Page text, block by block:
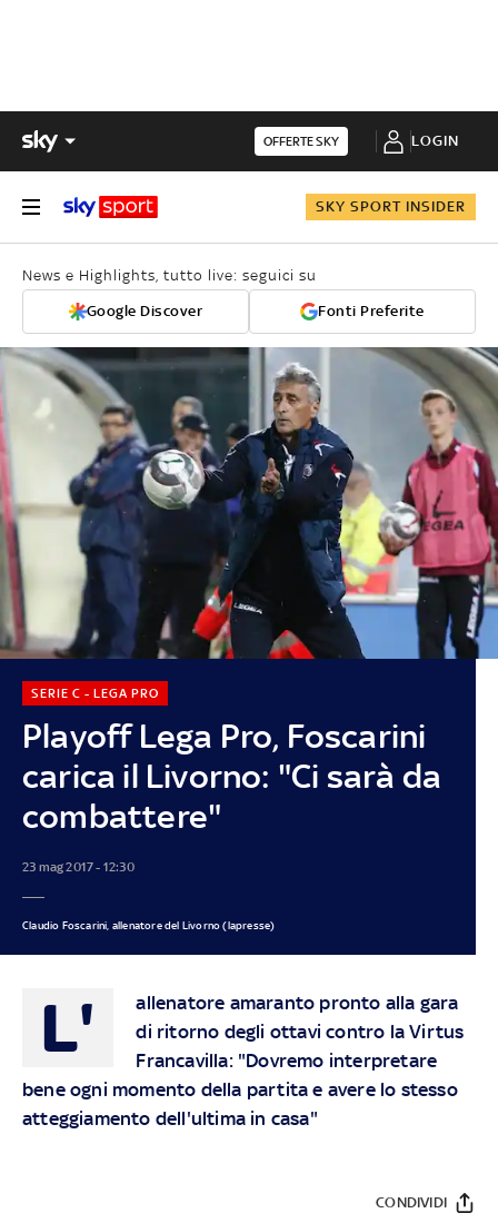
OFFERTE SKY LOGIN
SKY SPORT INSIDER
News e Highlights, tutto live: seguici su
Google Discover Fonti Preferite
Playoff Lega Pro, Foscarini
carica il Livorno: "Ci sarà da
combattere"
SERIE C - LEGA PRO
23 mag 2017 - 12:30
Claudio Foscarini, allenatore del Livorno (lapresse)
L'
allenatore amaranto pronto alla gara
di ritorno degli ottavi contro la Virtus
Francavilla: "Dovremo interpretare
bene ogni momento della partita e avere lo stesso
atteggiamento dell'ultima in casa"
CONDIVIDI